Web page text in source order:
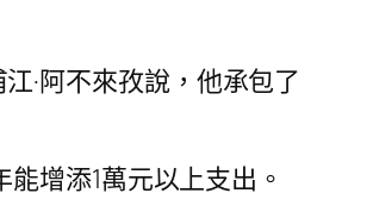
·阿不來孜說，他承包了
增添1萬元以上支出。